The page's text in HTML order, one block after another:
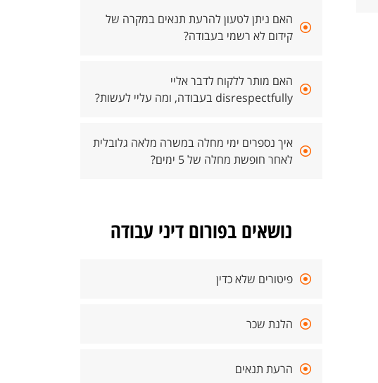
האם ניתן לטעון להרעת תנאים במקרה של
קידום לא רשמי בעבודה?
האם מותר ללקוח לדבר אליי
disrespectfully בעבודה, ומה עליי לעשות?
איך נספרים ימי מחלה במשרה מלאה גלובלית
לאחר חופשת מחלה של 5 ימים?
נושאים בפורום דיני עבודה
פיטורים שלא כדין
הלנת שכר
הרעת תנאים